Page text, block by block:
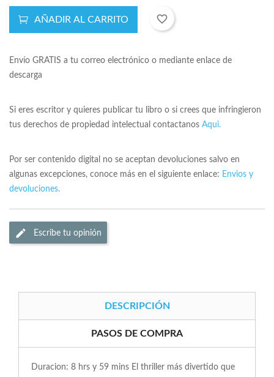
AÑADIR AL CARRITO favorite_border
Envío GRATIS a tu correo electrónico o mediante enlace de
descarga
Si eres escritor y quieres publicar tu libro o si crees que infringieron
tus derechos de propiedad intelectual contactanos Aqui.
Por ser contenido digital no se aceptan devoluciones salvo en
algunas excepciones, conoce más en el siguiente enlace: Envios y
devoluciones.
Escribe tu opinión
DESCRIPCIÓN
PASOS DE COMPRA
Duracion: 8 hrs y 59 mins El thriller más divertido que